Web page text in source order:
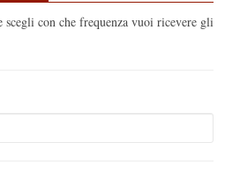
con che frequenza vuoi ricevere gli